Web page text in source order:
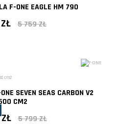
F-ONE EAGLE HM 790
5 759 ZŁ
SEVEN SEAS CARBON V2
CM2
5 799 ZŁ